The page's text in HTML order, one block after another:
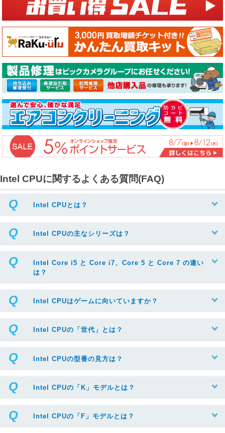
Intel CPUに関するよくある質問(FAQ)
Intel CPUとは？
Intel CPUの主なシリーズは？
Intel Core i5 と Core i7、Core 5 と Core 7 の違い
は？
Intel CPUはゲームに向いていますか？
Intel CPUの「世代」とは？
Intel CPUの型番の見方は？
Intel CPUの「K」モデルとは？
Intel CPUの「F」モデルとは？